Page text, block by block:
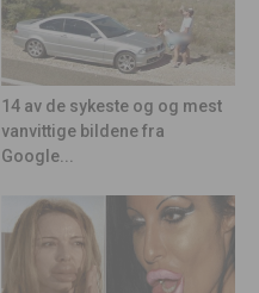
14 av de sykeste og og mest
vanvittige bildene fra
Google...